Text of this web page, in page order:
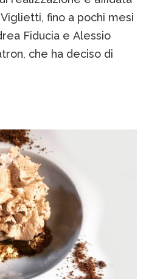
fino a pochi mesi
Fiducia e Alessio
che ha deciso di